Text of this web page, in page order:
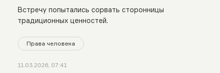
Встречу попытались сорвать сторонницы
традиционных ценностей.
Права человека
11.03.2026, 07:41